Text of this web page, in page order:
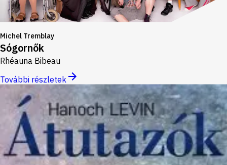
Michel Tremblay
Sógornők
Rhéauna Bibeau
További részletek